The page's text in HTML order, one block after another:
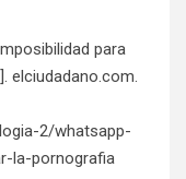
para
elciudadano.com.
2/whatsapp-
la-pornografia